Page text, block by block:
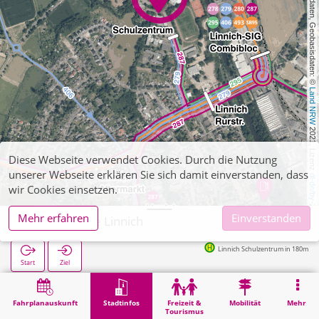
, Kartendaten, Geobasisdaten: ©
Land NRW
2021, Lizenz
dl-de/by-2-0
Fahrplanauskunft Stadtinfos
Freizeit &
Tourismus
Mobilität Mehr
Hauptschule Linnich
Start Ziel
Linnich Schulzentrum in 180m
Stadtinfos Hauptschule Linnich
Diese Webseite verwendet Cookies. Durch die Nutzung
unserer Webseite erklären Sie sich damit einverstanden, dass
wir Cookies einsetzen.
Mehr erfahren
Einverstanden